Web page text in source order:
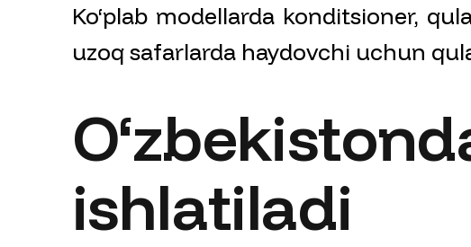
Ko‘plab modellarda konditsioner,
uzoq safarlarda haydovchi uchun
ishlatiladi